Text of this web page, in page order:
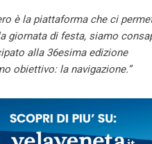
è la piattaforma che ci
giornata di festa, siamo
alla 36esima edizione
obiettivo: la navigazione.”